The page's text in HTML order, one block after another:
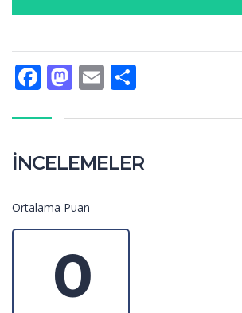
Facebook
Mastodon
Email
İNCELEMELER
Ortalama Puan
0